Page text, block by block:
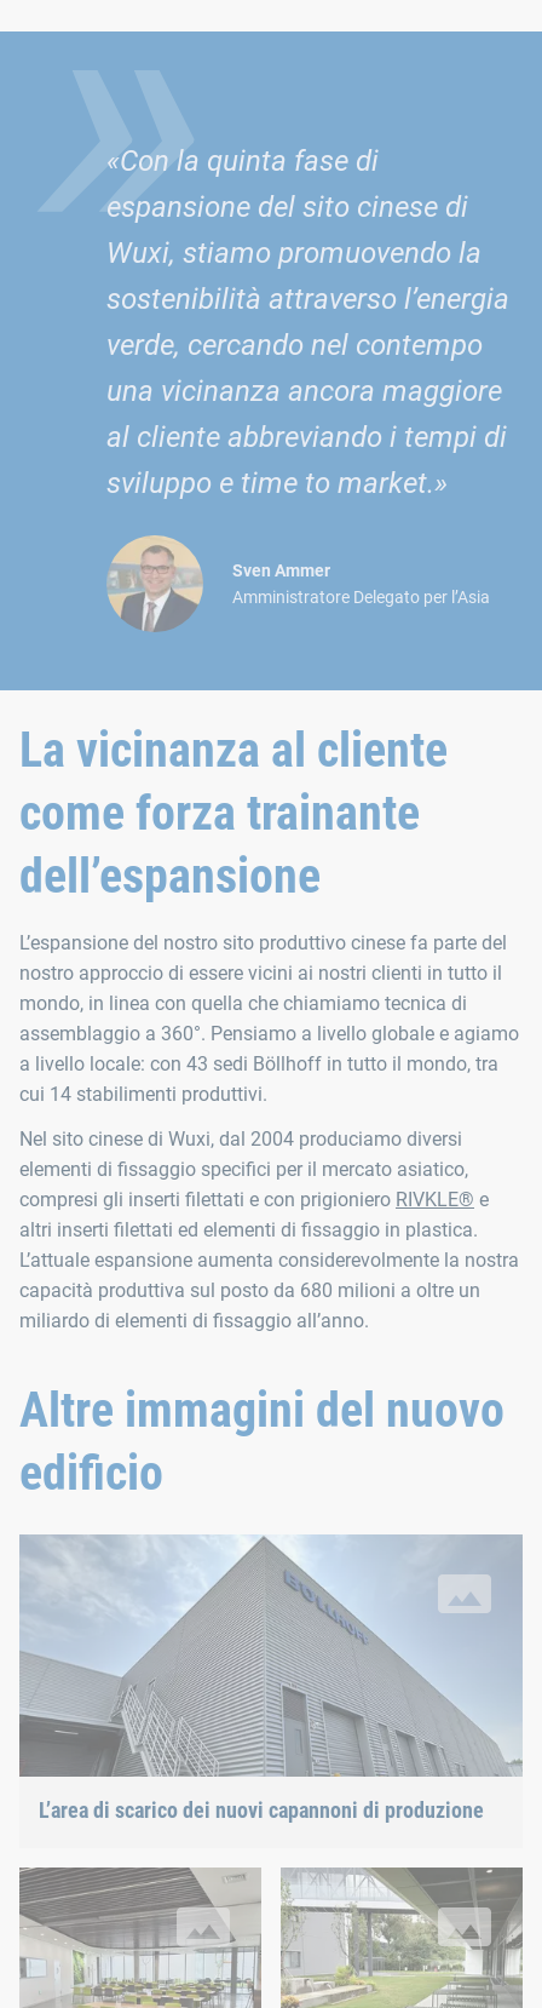
«Con la quinta fase di
espansione del sito cinese di
Wuxi, stiamo promuovendo la
sostenibilità attraverso l’energia
verde, cercando nel contempo
una vicinanza ancora maggiore
al cliente abbreviando i tempi di
sviluppo e time to market.»
Sven Ammer
Amministratore Delegato per l’Asia
»
La vicinanza al cliente
come forza trainante
dell’espansione
L’espansione del nostro sito produttivo cinese fa parte del
nostro approccio di essere vicini ai nostri clienti in tutto il
mondo, in linea con quella che chiamiamo tecnica di
assemblaggio a 360°. Pensiamo a livello globale e agiamo
a livello locale: con 43 sedi Böllhoff in tutto il mondo, tra
cui 14 stabilimenti produttivi.
Nel sito cinese di Wuxi, dal 2004 produciamo diversi
elementi di fissaggio specifici per il mercato asiatico,
compresi gli inserti filettati e con prigioniero RIVKLE® e
altri inserti filettati ed elementi di fissaggio in plastica.
L’attuale espansione aumenta considerevolmente la nostra
capacità produttiva sul posto da 680 milioni a oltre un
miliardo di elementi di fissaggio all’anno.
Altre immagini del nuovo
edificio
L’area di scarico dei nuovi capannoni di produzione
L’area di scarico dei nuovi capannoni di produzione
Uno sguardo all’interno della nuova mensa aziendale
Aree verdi e una piccola